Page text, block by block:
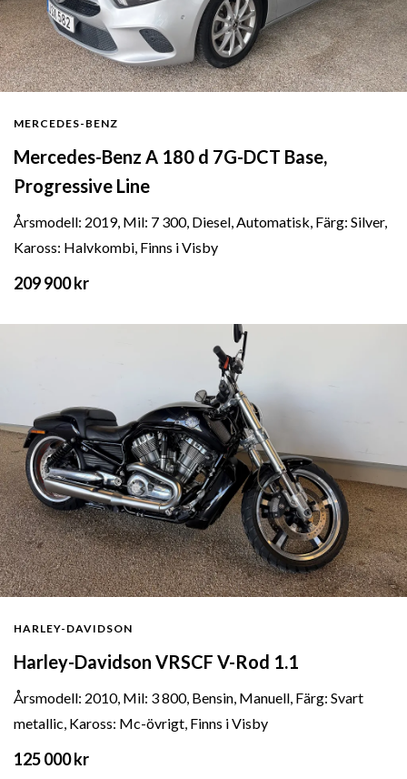
MERCEDES-BENZ
Mercedes-Benz A 180 d 7G-DCT Base,
Progressive Line
Årsmodell: 2019, Mil: 7 300, Diesel, Automatisk, Färg: Silver,
Kaross: Halvkombi, Finns i Visby
209 900 kr
HARLEY-DAVIDSON
Harley-Davidson VRSCF V-Rod 1.1
Årsmodell: 2010, Mil: 3 800, Bensin, Manuell, Färg: Svart
metallic, Kaross: Mc-övrigt, Finns i Visby
125 000 kr